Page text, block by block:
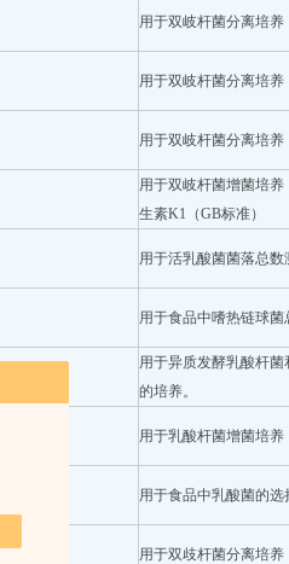
用于双岐杆菌分离培养
用于双岐杆菌分离培养
用于双岐杆菌分离培养
用于双岐杆菌增菌培
生素K1（GB标准）
用于活乳酸菌菌落总数
用于食品中嗜热链球菌
用于异质发酵乳酸杆
的培养。
用于乳酸杆菌增菌培养
用于食品中乳酸菌的选
用于双歧杆菌分离培养